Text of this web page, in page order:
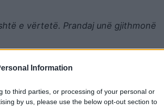
Information
to third parties, or processing of your personal or
by us, please use the below opt-out section to
e vërtetë. Prandaj unë gjithmonë